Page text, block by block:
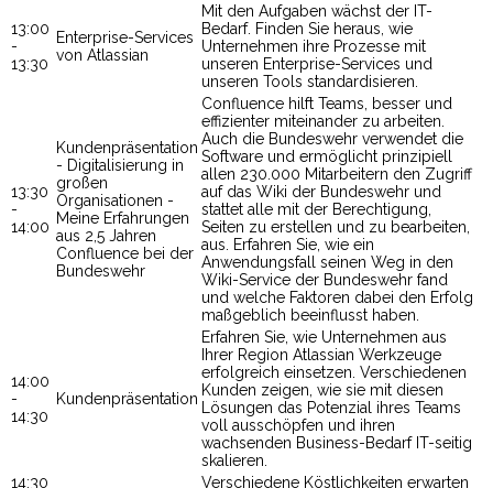
13:00
-
13:30
Enterprise-Services
von Atlassian
Mit den Aufgaben wächst der IT-
Bedarf. Finden Sie heraus, wie
Unternehmen ihre Prozesse mit
unseren Enterprise-Services und
unseren Tools standardisieren.
13:30
-
14:00
Kundenpräsentation
- Digitalisierung in
großen
Organisationen -
Meine Erfahrungen
aus 2,5 Jahren
Confluence bei der
Bundeswehr
Confluence hilft Teams, besser und
effizienter miteinander zu arbeiten.
Auch die Bundeswehr verwendet die
Software und ermöglicht prinzipiell
allen 230.000 Mitarbeitern den Zugriff
auf das Wiki der Bundeswehr und
stattet alle mit der Berechtigung,
Seiten zu erstellen und zu bearbeiten,
aus. Erfahren Sie, wie ein
Anwendungsfall seinen Weg in den
Wiki-Service der Bundeswehr fand
und welche Faktoren dabei den Erfolg
maßgeblich beeinflusst haben.
14:00
-
14:30
Kundenpräsentation
Erfahren Sie, wie Unternehmen aus
Ihrer Region Atlassian Werkzeuge
erfolgreich einsetzen. Verschiedenen
Kunden zeigen, wie sie mit diesen
Lösungen das Potenzial ihres Teams
voll ausschöpfen und ihren
wachsenden Business-Bedarf IT-seitig
skalieren.
14:30
Verschiedene Köstlichkeiten erwarten